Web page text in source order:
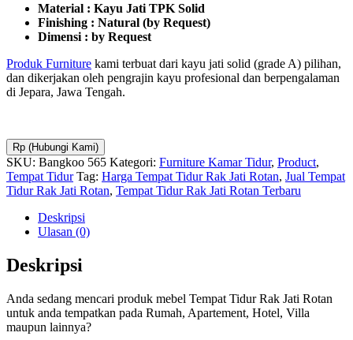
Material : Kayu Jati TPK Solid
Finishing : Natural (by Request)
Dimensi : by Request
Produk Furniture kami terbuat dari kayu jati solid (grade A) pilihan,
dan dikerjakan oleh pengrajin kayu profesional dan berpengalaman
di Jepara, Jawa Tengah.
Rp (Hubungi Kami)
SKU: Bangkoo 565 Kategori: Furniture Kamar Tidur, Product,
Tempat Tidur Tag: Harga Tempat Tidur Rak Jati Rotan, Jual Tempat
Tidur Rak Jati Rotan, Tempat Tidur Rak Jati Rotan Terbaru
Deskripsi
Ulasan (0)
Deskripsi
Anda sedang mencari produk mebel Tempat Tidur Rak Jati Rotan
untuk anda tempatkan pada Rumah, Apartement, Hotel, Villa
maupun lainnya?